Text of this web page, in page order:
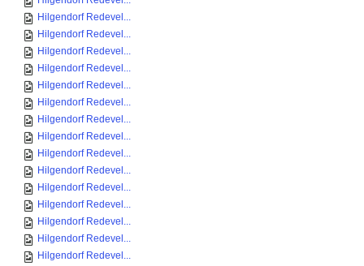
Hilgendorf Redevel...
Hilgendorf Redevel...
Hilgendorf Redevel...
Hilgendorf Redevel...
Hilgendorf Redevel...
Hilgendorf Redevel...
Hilgendorf Redevel...
Hilgendorf Redevel...
Hilgendorf Redevel...
Hilgendorf Redevel...
Hilgendorf Redevel...
Hilgendorf Redevel...
Hilgendorf Redevel...
Hilgendorf Redevel...
Hilgendorf Redevel...